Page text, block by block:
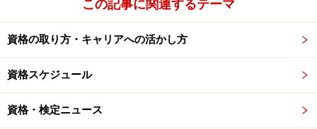
この記事に関連するテーマ
資格の取り方・キャリアへの活かし方
資格スケジュール
資格・検定ニュース